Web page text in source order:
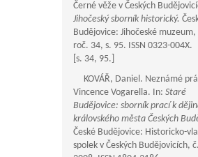
Černé věže v Českých
Jihočeský sborník historický.
Budějovice: Jihočeské muzeum,
roč. 34, s. 95. ISSN 0323-004X.
[s. 34, 95.]
KOVÁŘ, Daniel. Neznámé
Vincence Vogarella. In: Staré
Budějovice: sborník prací k
královského města Českých
České Budějovice: Historicko-
spolek v Českých Budějovicích,